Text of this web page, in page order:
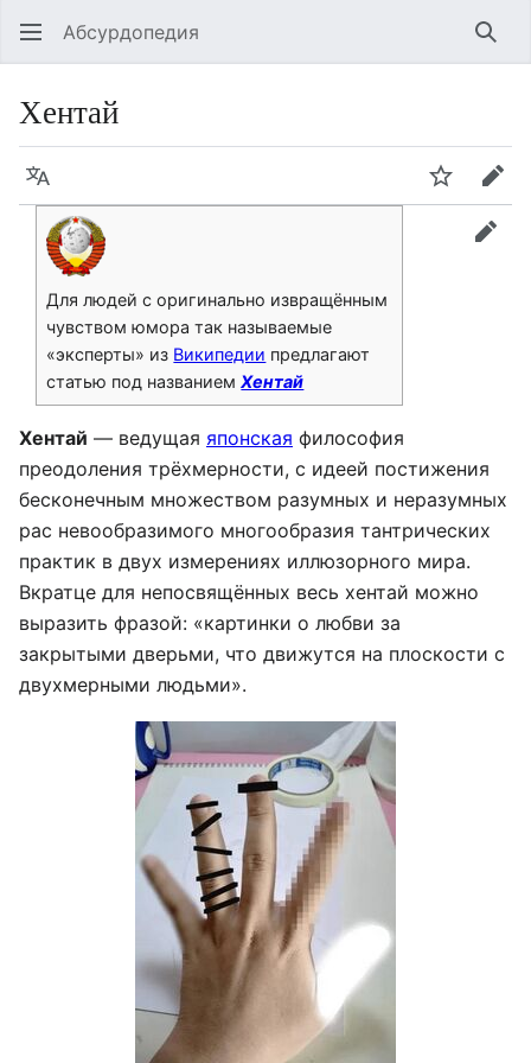
Абсурдопедия
Хентай
Язык
Для людей с оригинально извращённым
чувством юмора так называемые
«эксперты» из Википедии предлагают
статью под названиемХентай
Хентай — ведущая японская философия
преодоления трёхмерности, с идеей постижения
бесконечным множеством разумных и неразумных
рас невообразимого многообразия тантрических
практик в двух измерениях иллюзорного мира.
Вкратце для непосвящённых весь хентай можно
выразить фразой: «картинки о любви за
закрытыми дверьми, что движутся на плоскости с
двухмерными людьми».